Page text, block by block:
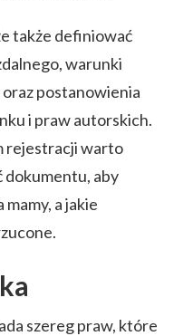
także definiować
warunki
postanowienia
i praw autorskich.
rejestracji warto
dokumentu, aby
a jakie
szereg praw, które